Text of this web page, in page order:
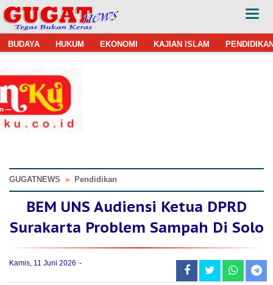
BUDAYA HUKUM EKONOMI KAJIAN ISLAM
GUGATNEWS » Pendidikan
BEM UNS Audiensi Ketua DPRD
Surakarta Problem Sampah Di Solo
Kamis, 11 Juni 2026